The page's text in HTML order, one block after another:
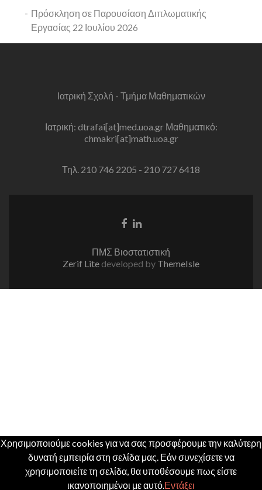
Πρόσκληση σε Παρουσίαση Διπλωματικής
Εργασίας 22 Ιουλίου 2026
Ιατρική Σχολή - Τμήμα Μαθηματικών
Ιατρική: dtrafai[at]med.uoa.gr Μαθηματικό:
chmakri[at]math.uoa.gr
Τηλ. 210 746 2205 - 210 727 6418
Facebook
Linkedin
ΠΜΣ Βιοστατιστική
Zerif Lite developed by ThemeIsle
Χρησιμοποιούμε cookies για να σας προσφέρουμε την καλύτερη
δυνατή εμπειρία στη σελίδα μας. Εάν συνεχίσετε να
χρησιμοποιείτε τη σελίδα, θα υποθέσουμε πως είστε
ικανοποιημένοι με αυτό.Εντάξει